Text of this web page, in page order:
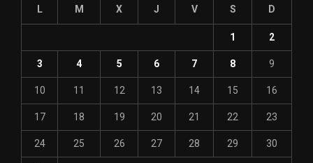
L M X J V S D
1 2
3 4 5 6 7 8 9
10 11 12 13 14 15 16
17 18 19 20 21 22 23
24 25 26 27 28 29 30